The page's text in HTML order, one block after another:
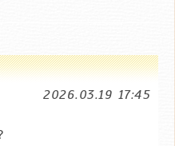
2026.03.19 17:45